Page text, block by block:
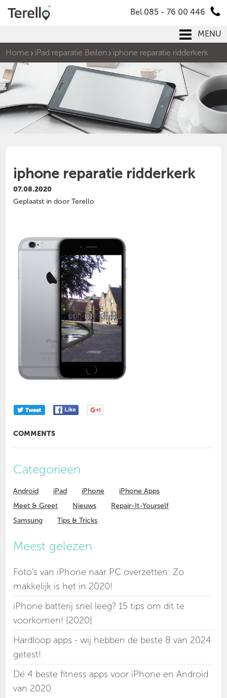
Bel 085 - 76 00 446
MENU
Home
iPad reparatie Beilen iphone reparatie ridderkerk
iphone reparatie ridderkerk
07.08.2020
Geplaatst in door Terello
COMMENTS
Categorieen
Android iPad iPhone
iPhone Apps
Meet & Greet
Nieuws
Repair-It-Yourself
Samsung
Tips & Tricks
Meest gelezen
Foto's van iPhone naar PC overzetten: Zo
makkelijk is het in 2020!
iPhone batterij snel leeg? 15 tips om dit te
voorkomen! [2020]
Hardloop apps - wij hebben de beste 8 van 2024
getest!
Dé 4 beste fitness apps voor iPhone en Android
van 2020